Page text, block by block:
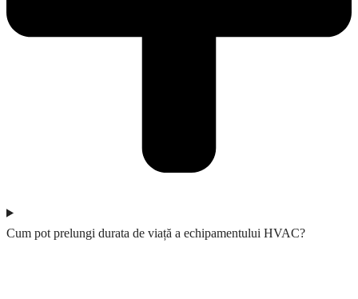
Cum pot prelungi durata de viață a echipamentului HVAC?